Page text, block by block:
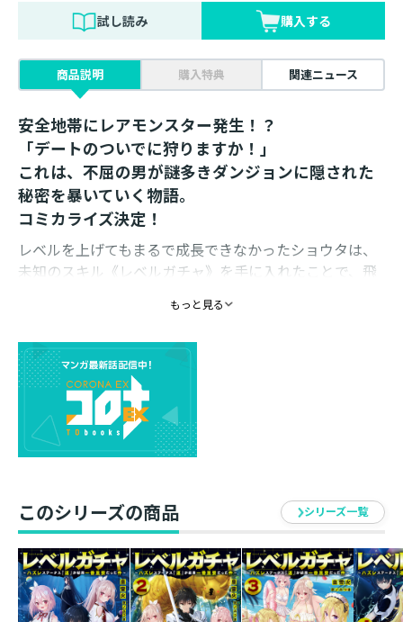
試し読み 購入する
商品説明 購入特典 関連ニュース
安全地帯にレアモンスター発生！？
「デートのついでに狩りますか！」
これは、不屈の男が謎多きダンジョンに隠された
秘密を暴いていく物語。
コミカライズ決定！
レベルを上げてもまるで成長できなかったショウタは、
未知のスキル《レベルガチャ》を手に入れたことで、飛
属受付嬢になったアキ＆マキと休日デートへ繰り出し
ン！ 綺麗な景色が広がるこのダンジョンに出現するの
は弱くてキモかわいいモンスターだけで、強いモンスタ
ーなんて出ない安全地帯……と思っていたのも束の間、
相変わらず探索に夢中のショウタが、いるはずのなかっ
たレアモンスターを湧かせたことで、お偉方を巻き込ん
これは、不屈の男が謎多きダンジョンに隠された秘密を
暴いていく物語。
もっと見る
このシリーズの商品 シリーズ一覧